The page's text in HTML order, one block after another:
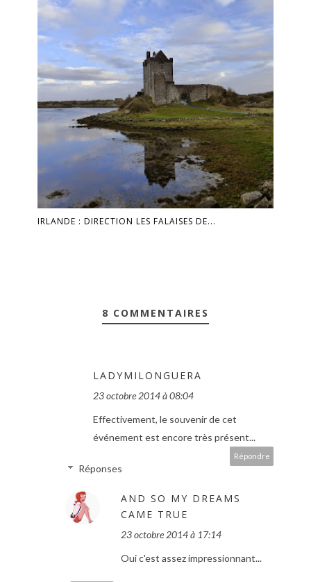
IRLANDE : DIRECTION LES FALAISES DE...
8 COMMENTAIRES
LADYMILONGUERA
23 octobre 2014 à 08:04
Effectivement, le souvenir de cet
événement est encore très présent...
Répondre
Réponses
AND SO MY DREAMS
CAME TRUE
23 octobre 2014 à 17:14
Oui c'est assez impressionnant...